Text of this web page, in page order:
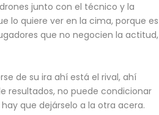
junto con el técnico y la
lo quiere ver en la cima, porque es
que no negocien la actitud,
de su ira ahí está el rival, ahí
resultados, no puede condicionar
que dejárselo a la otra acera.